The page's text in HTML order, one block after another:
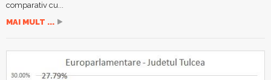
comparativ cu...
MAI MULT ...